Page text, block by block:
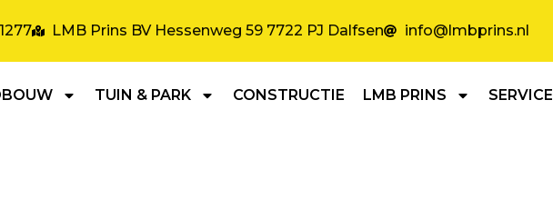
LMB Prins BV Hessenweg 59 7722 PJ Dalfsen info@lmbprins.nl
TUIN & PARK CONSTRUCTIE LMB PRINS SERVICE